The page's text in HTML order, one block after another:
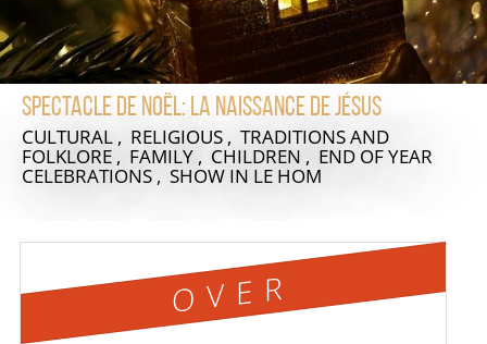
Spectacle de Noël: La naissance de Jésus
CULTURAL , RELIGIOUS , TRADITIONS AND
FOLKLORE , FAMILY , CHILDREN , END OF YEAR
CELEBRATIONS , SHOW IN LE HOM
OVER